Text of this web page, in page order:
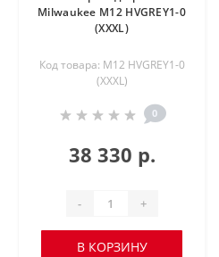
Milwaukee M12 HVGREY1-0
(XXXL)
Код товара: M12 HVGREY1-0
(XXXL)
0
38 330 р.
- +
В КОРЗИНУ